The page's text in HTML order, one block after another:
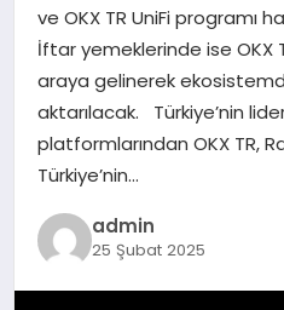
DÜNYA
EĞITIM
ve OKX TR UniFi programı
İftar yemeklerinde ise OKX
araya gelinerek
aktarılacak. Türkiye’nin
platformlarından OKX TR,
Türkiye’nin…
admin
25 Şubat 2025